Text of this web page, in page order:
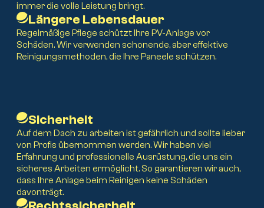
immer die volle Leistung bringt.
Längere Lebensdauer
Regelmäßige Pflege schützt Ihre PV-Anlage vor
Schäden. Wir verwenden schonende, aber effektive
Reinigungsmethoden, die Ihre Paneele schützen.
Sicherheit
Auf dem Dach zu arbeiten ist gefährlich und sollte lieber
von Profis übernommen werden. Wir haben viel
Erfahrung und professionelle Ausrüstung, die uns ein
sicheres Arbeiten ermöglicht. So garantieren wir auch,
dass Ihre Anlage beim Reinigen keine Schäden
davonträgt.